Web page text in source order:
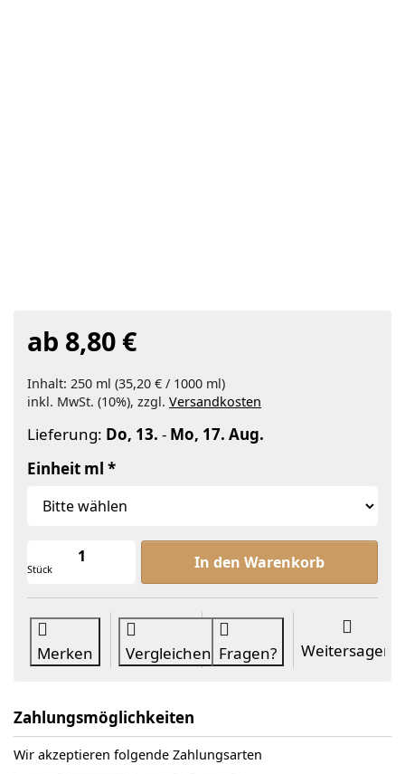
ab 8,80 €
Inhalt: 250 ml (35,20 € / 1000 ml)
inkl. MwSt. (10%), zzgl. Versandkosten
Lieferung: Do, 13. - Mo, 17. Aug.
Einheit ml
Stück
Kürbiskernöl steirisch zu ab 8,80 €,
In den Warenkorb
Merken Vergleichen Fragen? Weitersagen
Zahlungsmöglichkeiten
Wir akzeptieren folgende Zahlungsarten